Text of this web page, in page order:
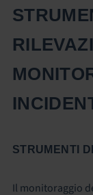
STRUMENTI
Il monitoraggio